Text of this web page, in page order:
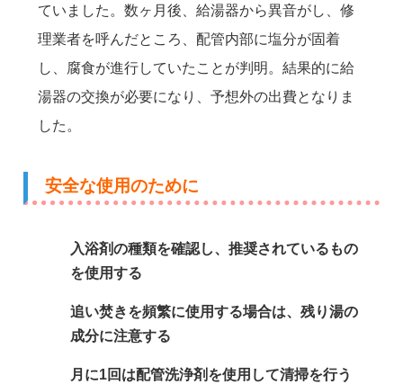
ていました。数ヶ月後、給湯器から異音がし、修
理業者を呼んだところ、配管内部に塩分が固着
し、腐食が進行していたことが判明。結果的に給
湯器の交換が必要になり、予想外の出費となりま
した。
安全な使用のために
入浴剤の種類を確認し、推奨されているもの
を使用する
追い焚きを頻繁に使用する場合は、残り湯の
成分に注意する
月に1回は配管洗浄剤を使用して清掃を行う